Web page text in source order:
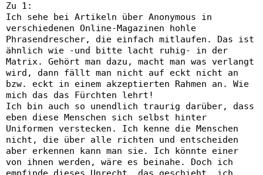
Zu 1:
Ich sehe bei Artikeln über Anonymous in
verschiedenen Online-Magazinen hohle
Phrasendrescher, die einfach mitlaufen. Das ist
ähnlich wie -und bitte lacht ruhig- in der
Matrix. Gehört man dazu, macht man was verlangt
wird, dann fällt man nicht auf eckt nicht an
bzw. eckt in einem akzeptierten Rahmen an. Wie
mich das das Fürchten lehrt!
Ich bin auch so unendlich traurig darüber, dass
eben diese Menschen sich selbst hinter
Uniformen verstecken. Ich kenne die Menschen
nicht, die über alle richten und entscheiden
aber erkennen kann man sie. Ich könnte einer
von ihnen werden, wäre es beinahe. Doch ich